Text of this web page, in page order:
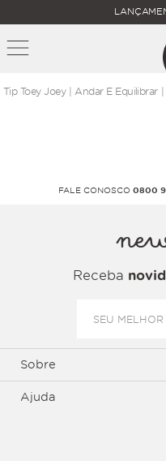
andar e equilibrar
FALE CONOSCO 0800
Receba
Sobre
Ajuda